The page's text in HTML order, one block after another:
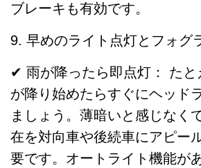
ブレーキも有効です。
9. 早めのライト点灯とフォグ
✔ 雨が降ったら即点灯： たと
が降り始めたらすぐにヘッド
ましょう。薄暗いと感じなく
在を対向車や後続車にアピー
要です。オートライト機能が